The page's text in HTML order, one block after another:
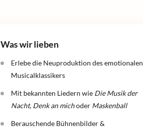
Was wir lieben
Erlebe die Neuproduktion des emotionalen
Musicalklassikers
Mit bekannten Liedern wie Die Musik der
Nacht, Denk an michoder Maskenball
Berauschende Bühnenbilder &